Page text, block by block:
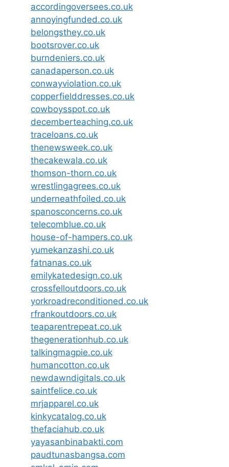
accordingoversees.co.uk
annoyingfunded.co.uk
belongsthey.co.uk
bootsrover.co.uk
burndeniers.co.uk
canadaperson.co.uk
conwayviolation.co.uk
copperfielddresses.co.uk
cowboysspot.co.uk
decemberteaching.co.uk
traceloans.co.uk
thenewsweek.co.uk
thecakewala.co.uk
thomson-thorn.co.uk
wrestlingagrees.co.uk
underneathfoiled.co.uk
spanosconcerns.co.uk
telecomblue.co.uk
house-of-hampers.co.uk
yumekanzashi.co.uk
fatnanas.co.uk
emilykatedesign.co.uk
crossfelloutdoors.co.uk
yorkroadreconditioned.co.uk
rfrankoutdoors.co.uk
teaparentrepeat.co.uk
thegenerationhub.co.uk
talkingmagpie.co.uk
humancotton.co.uk
newdawndigitals.co.uk
saintfelice.co.uk
mrjapparel.co.uk
kinkycatalog.co.uk
thefaciahub.co.uk
yayasanbinabakti.com
paudtunasbangsa.com